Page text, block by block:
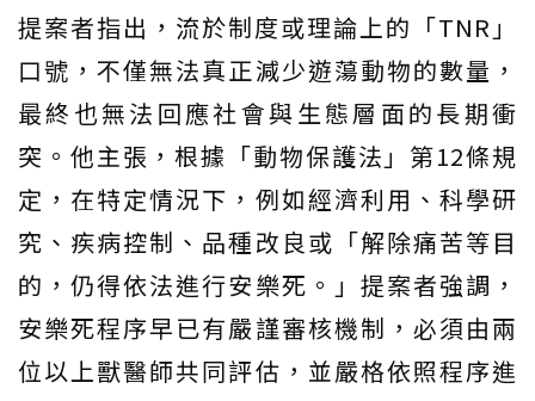
提案者指出，流於制度或理論上的「TNR」
口號，不僅無法真正減少遊蕩動物的數量，
最終也無法回應社會與生態層面的長期衝
突。他主張，根據「動物保護法」第12條規
定，在特定情況下，例如經濟利用、科學研
究、疾病控制、品種改良或「解除痛苦等目
的，仍得依法進行安樂死。」提案者強調，
安樂死程序早已有嚴謹審核機制，必須由兩
位以上獸醫師共同評估，並嚴格依照程序進